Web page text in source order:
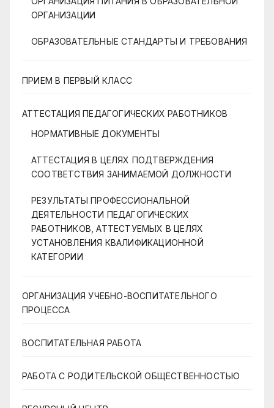
ОРГАНИЗАЦИИ
ОБРАЗОВАТЕЛЬНЫЕ СТАНДАРТЫ И ТРЕБОВАНИЯ
ПРИЕМ В ПЕРВЫЙ КЛАСС
АТТЕСТАЦИЯ ПЕДАГОГИЧЕСКИХ РАБОТНИКОВ
НОРМАТИВНЫЕ ДОКУМЕНТЫ
АТТЕСТАЦИЯ В ЦЕЛЯХ ПОДТВЕРЖДЕНИЯ
СООТВЕТСТВИЯ ЗАНИМАЕМОЙ ДОЛЖНОСТИ
РЕЗУЛЬТАТЫ ПРОФЕССИОНАЛЬНОЙ
ДЕЯТЕЛЬНОСТИ ПЕДАГОГИЧЕСКИХ
РАБОТНИКОВ, АТТЕСТУЕМЫХ В ЦЕЛЯХ
УСТАНОВЛЕНИЯ КВАЛИФИКАЦИОННОЙ
КАТЕГОРИИ
ОРГАНИЗАЦИЯ УЧЕБНО-ВОСПИТАТЕЛЬНОГО
ПРОЦЕССА
ВОСПИТАТЕЛЬНАЯ РАБОТА
РАБОТА С РОДИТЕЛЬСКОЙ ОБЩЕСТВЕННОСТЬЮ